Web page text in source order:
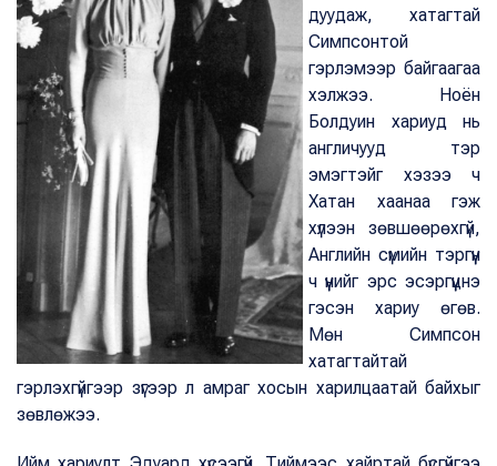
дуудаж, хатагтай
Симпсонтой
гэрлэмээр байгаагаа
хэлжээ. Ноён
Болдуин хариуд нь
англичууд тэр
эмэгтэйг хэзээ ч
Хатан хаанаа гэж
хүлээн зөвшөөрөхгүй,
Английн сүмийн тэргүүн
ч үүнийг эрс эсэргүүцнэ
гэсэн хариу өгөв.
Мөн Симпсон
хатагтайтай
гэрлэхгүйгээр зүгээр л амраг хосын харилцаатай байхыг
зөвлөжээ.